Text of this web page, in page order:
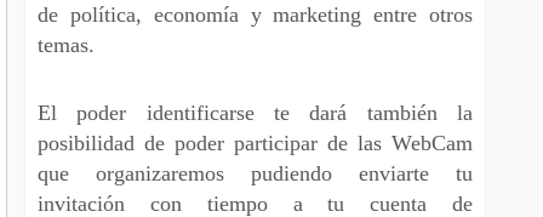
de política, economía y marketing entre otros
temas.
El poder identificarse te dará también la
posibilidad de poder participar de las WebCam
que organizaremos pudiendo enviarte tu
invitación con tiempo a tu cuenta de